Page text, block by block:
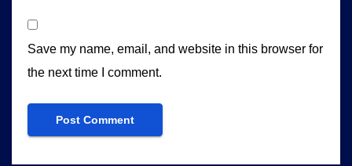
Save my name, email, and website in this browser for
the next time I comment.